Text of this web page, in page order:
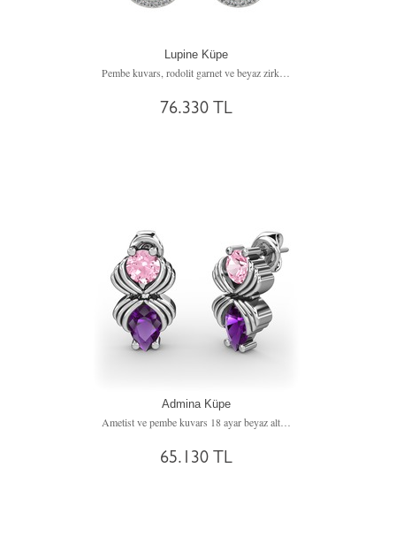
Lupine Küpe
Pembe kuvars, rodolit garnet ve beyaz zirkon 8 ayar beyaz altın küpe
76.330 TL
Admina Küpe
Ametist ve pembe kuvars 18 ayar beyaz altın küpe
65.130 TL